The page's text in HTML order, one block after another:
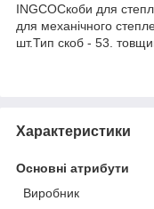
INGCOСкоби для
для механічного
шт.Тип скоб - 53.
Характеристики
Основні атрибути
Виробник